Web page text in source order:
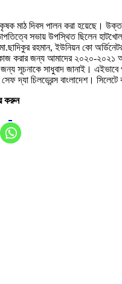
মাঠ দিবস পালন করা হয়েছে।
সভায় উপস্থিত ছিলেন
রহমান, ইউনিয়ন কো অর্ডিনেটর
করার জন্য আমাদের ২০২০-২০২১
সূচনাকে সাধুবাদ জানাই।
দ্যা চিলড্রেন্স বাংলাদেশ।
করুন